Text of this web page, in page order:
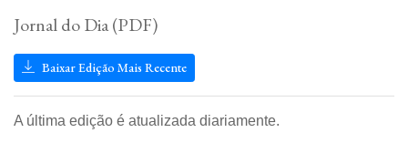
Jornal do Dia (PDF)
Baixar Edição Mais Recente
A última edição é atualizada diariamente.